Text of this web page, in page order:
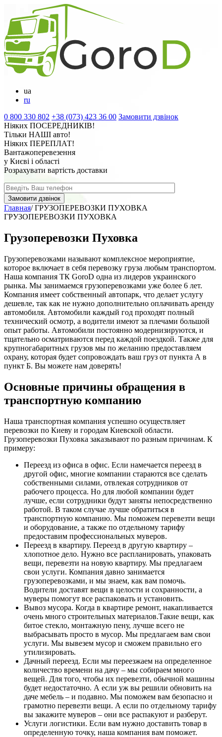
ua
ru
0 800 330 802 +38 (073) 423 36 00 Замовити дзвінок
Ніяких ПОСЕРЕДНИКІВ!
Тільки НАШІ авто!
Ніяких ПЕРЕПЛАТ!
Вантажоперевезення
у Києві і області
Розрахувати вартість доставки
Главная/ ГРУЗОПЕРЕВОЗКИ ПУХОВКА
ГРУЗОПЕРЕВОЗКИ ПУХОВКА
Грузоперевозки Пуховка
Грузоперевозками называют комплексное мероприятие,
которое включает в себя перевозку груза любым транспортом.
Наша компания ТК GoroD одна из лидеров украинского
рынка. Мы занимаемся грузоперевозками уже более 6 лет.
Компания имеет собственный автопарк, что делает услугу
дешевле, так как не нужно дополнительно оплачивать аренду
автомобиля. Автомобили каждый год проходят полный
технический осмотр, а водители имеют за плечами большой
опыт работы. Автомобили постоянно модернизируются, и
тщательно осматриваются перед каждой поездкой. Также для
крупногабаритных грузов мы по желанию предоставляем
охрану, которая будет сопровождать ваш груз от пункта А в
пункт Б. Вы можете нам доверять!
Основные причины обращения в
транспортную компанию
Наша транспортная компания успешно осуществляет
перевозки по Киеву и городам Киевской области.
Грузоперевозки Пуховка заказывают по разным причинам. К
примеру:
Переезд из офиса в офис. Если намечается переезд в
другой офис, многие компании стараются все сделать
собственными силами, отвлекая сотрудников от
рабочего процесса. Но для любой компании будет
лучше, если сотрудники будут заняты непосредственно
работой. В таком случае лучше обратиться в
транспортную компанию. Мы поможем перевезти вещи
и оборудование, а также по отдельному тарифу
предоставим профессиональных муверов.
Переезд в квартиру. Переезд в другую квартиру –
хлопотное дело. Нужно все распланировать, упаковать
вещи, перевезти на новую квартиру. Мы предлагаем
свои услуги. Компания давно занимается
грузоперевозками, и мы знаем, как вам помочь.
Водители доставят вещи в целости и сохранности, а
муверы помогут все распаковать и установить.
Вывоз мусора. Когда в квартире ремонт, накапливается
очень много строительных материалов.Такие вещи, как
битое стекло, монтажную пену, лучше всего не
выбрасывать просто в мусор. Мы предлагаем вам свои
услуги. Мы вывезем мусор и сможем правильно его
утилизировать.
Дачный переезд. Если мы переезжаем на определенное
количество времени на дачу – мы собираем много
вещей. Для того, чтобы их перевезти, обычной машины
будет недостаточно. А если уж вы решили обновить на
даче мебель – и подавно. Мы поможем вам безопасно и
грамотно перевезти вещи. А если по отдельному тарифу
вы закажите муверов – они все распакуют и разберут.
Услуги логистики. Если вам нужно доставить товар в
определенную точку, наша компания вам поможет.